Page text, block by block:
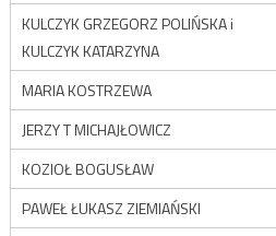
KULCZYK GRZEGORZ POLIŃSKA i
KULCZYK KATARZYNA
MARIA KOSTRZEWA
JERZY T MICHAJŁOWICZ
KOZIOŁ BOGUSŁAW
PAWEŁ ŁUKASZ ZIEMIAŃSKI